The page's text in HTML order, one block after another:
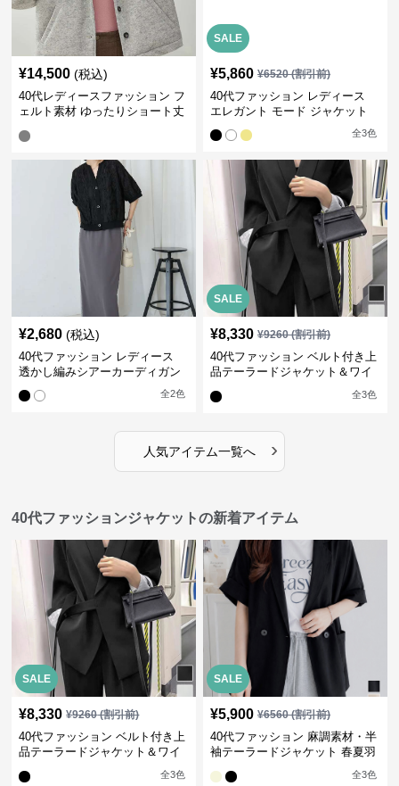
¥14,500 (税込)
40代レディースファッション フ
ェルト素材 ゆったりショート丈
SALE
¥5,860 ¥6520(割引前)
40代ファッション レディース
エレガント モード ジャケット
全3色
¥2,680 (税込)
40代ファッション レディース
透かし編みシアーカーディガン
全2色
SALE
¥8,330 ¥9260(割引前)
40代ファッション ベルト付き上
品テーラードジャケット＆ワイ
全3色
人気アイテム一覧へ ›
40代ファッションジャケットの新着アイテム
SALE
¥8,330 ¥9260(割引前)
40代ファッション ベルト付き上
品テーラードジャケット＆ワイ
全3色
SALE
¥5,900 ¥6560(割引前)
40代ファッション 麻調素材・半
袖テーラードジャケット 春夏羽
全3色